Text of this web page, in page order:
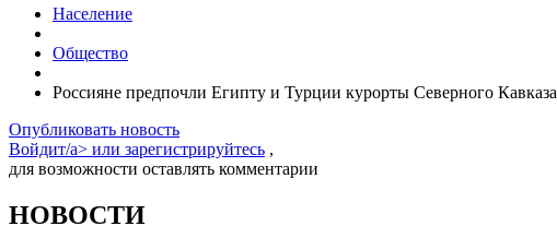
Население
Общество
Россияне предпочли Египту и Турции курорты Северного Кавказа
Опубликовать новость
Войдит/a> или зарегистрируйтесь ,
для возможности оставлять комментарии
НОВОСТИ